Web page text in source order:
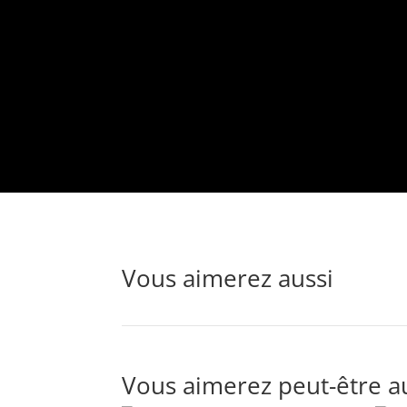
Vous aimerez aussi
Vous aimerez peut-être